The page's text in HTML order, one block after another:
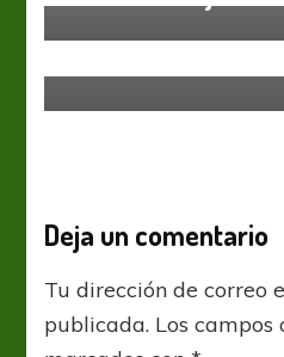
Deja un comentario
Tu dirección de correo
publicada. Los campos